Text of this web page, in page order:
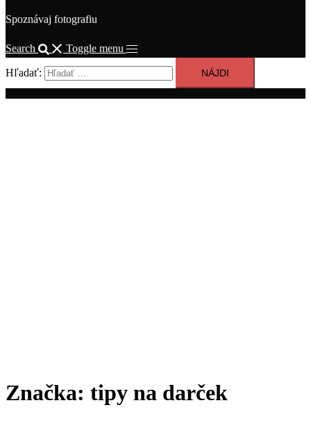
Spoznávaj fotografiu
Search Toggle menu
Hľadať:
Značka: tipy na darček